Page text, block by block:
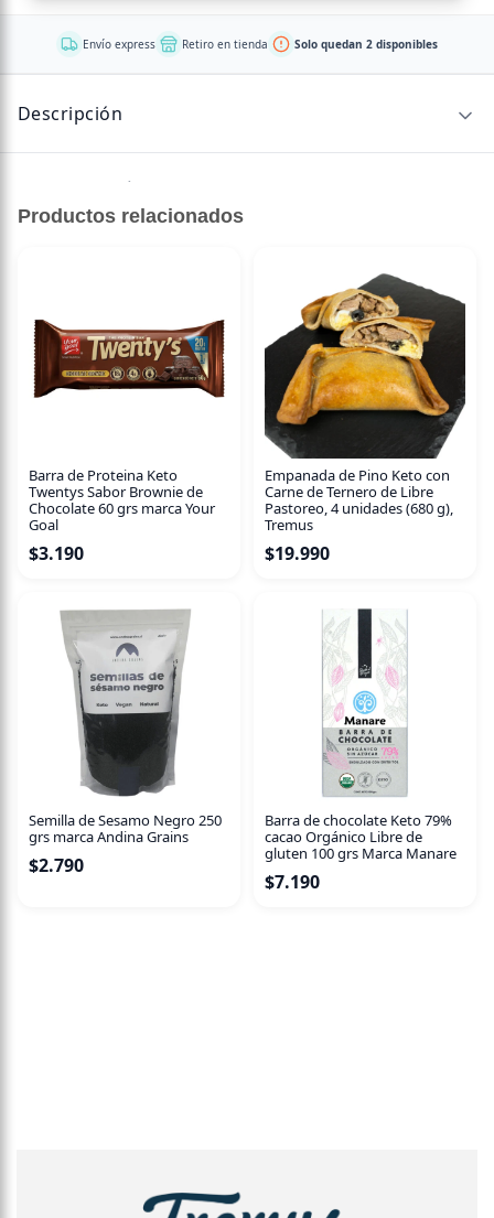
Envío express Retiro en tienda Solo quedan 2 disponibles
Descripción
Sin descripción disponible.
Productos relacionados
Barra de Proteina Keto
Twentys Sabor Brownie de
Chocolate 60 grs marca Your
Goal
$3.190
Empanada de Pino Keto con
Carne de Ternero de Libre
Pastoreo, 4 unidades (680 g),
Tremus
$19.990
Semilla de Sesamo Negro 250
grs marca Andina Grains
$2.790
Barra de chocolate Keto 79%
cacao Orgánico Libre de
gluten 100 grs Marca Manare
$7.190